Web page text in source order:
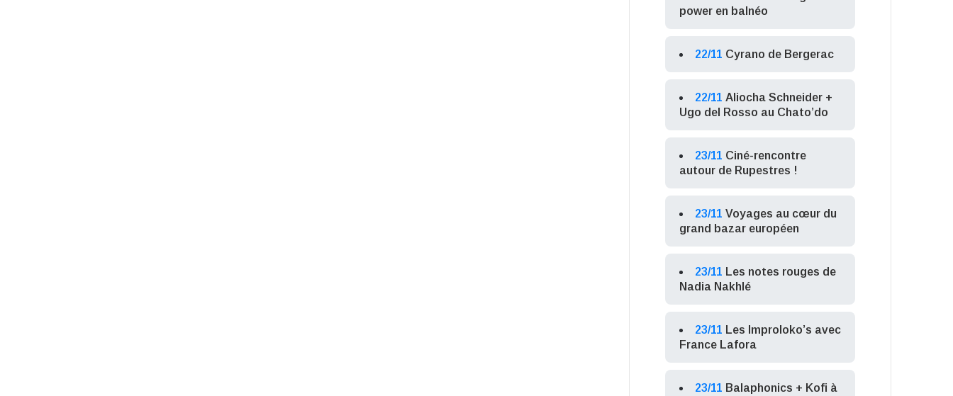
power en balnéo
22/11 Cyrano de Bergerac
22/11 Aliocha Schneider +
Ugo del Rosso au Chato’do
23/11 Ciné-rencontre
autour de Rupestres !
23/11 Voyages au cœur du
grand bazar européen
23/11 Les notes rouges de
Nadia Nakhlé
23/11 Les Improloko’s avec
France Lafora
23/11 Balaphonics + Kofi à